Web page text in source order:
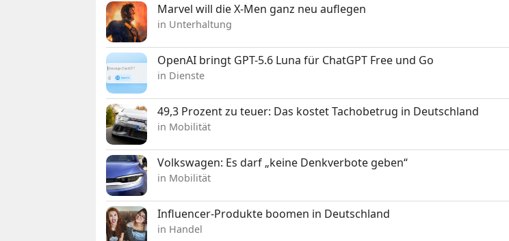
Marvel will die X-Men ganz neu auflegen
in Unterhaltung
OpenAI bringt GPT-5.6 Luna für ChatGPT Free und Go
in Dienste
49,3 Prozent zu teuer: Das kostet Tachobetrug in Deutschland
in Mobilität
Volkswagen: Es darf „keine Denkverbote geben“
in Mobilität
Influencer-Produkte boomen in Deutschland
in Handel